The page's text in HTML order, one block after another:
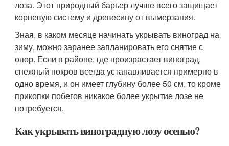
лоза. Этот природный барьер лучше всего защищает
корневую систему и древесину от вымерзания.
Зная, в каком месяце начинать укрывать виноград на
зиму, можно заранее запланировать его снятие с
опор. Если в районе, где произрастает виноград,
снежный покров всегда устанавливается примерно в
одно время, и он имеет глубину более 50 см, то кроме
прикопки побегов никакое более укрытие лозе не
потребуется.
Как укрывать виноградную лозу осенью?